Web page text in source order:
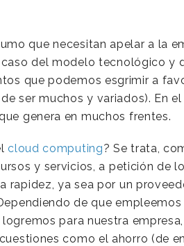
que necesitan apelar a la
del modelo tecnológico y
que podemos esgrimir a
ser muchos y variados). En
genera en muchos frentes.
cloud computing? Se trata,
y servicios, a petición de
rapidez, ya sea por un
de que
para nuestra
como el ahorro (de